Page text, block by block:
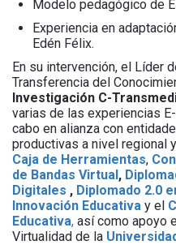
Modelo pedagógico de
Experiencia en
Edén Félix.
En su intervención, el Líder
Transferencia del
Investigación C-
varias de las experiencias
cabo en alianza con
productivas a nivel regional
Caja de Herramientas,
de Bandas Virtual,
Digitales , Diplomado 2.0
Innovación Educativa y el
Educativa, así como apoyo
Virtualidad de la